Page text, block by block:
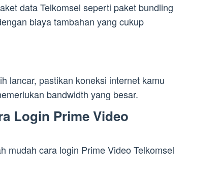
data Telkomsel seperti paket bundling
biaya tambahan yang cukup
lancar, pastikan koneksi internet kamu
bandwidth yang besar.
Login Prime Video
mudah cara login Prime Video Telkomsel